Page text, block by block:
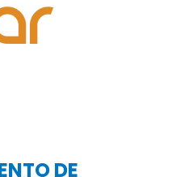
DE